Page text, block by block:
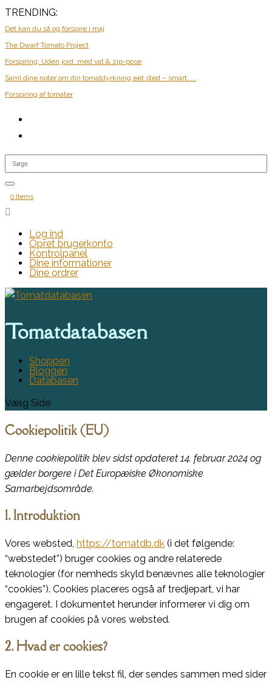
TRENDING:
Det kan du så og forspire i maj
The Dwarf Tomato Project
Forspiring: Uden jord, med vat & zip-pose
Saml dine noter om din tomatdyrkning eet sted – smart, ...
Forspiring af tomater
0 Items

Log ind
Opret brugerkonto
Kontrolpanel
Dine informationer
Dine ordrer
Tomatdatabasen
Shoppen
Bloggen
Databasen
Vælg Side
Cookiepolitik (EU)
Denne cookiepolitik blev sidst opdateret 14. februar 2024 og
gælder borgere i Det Europæiske Økonomiske
Samarbejdsområde.
1. Introduktion
Vores websted, https://tomatdb.dk (i det følgende:
“webstedet”) bruger cookies og andre relaterede
teknologier (for nemheds skyld benævnes alle teknologier
“cookies”). Cookies placeres også af tredjepart, vi har
engageret. I dokumentet herunder informerer vi dig om
brugen af ​​cookies på vores websted.
2. Hvad er cookies?
En cookie er en lille tekst fil, der sendes sammen med sider